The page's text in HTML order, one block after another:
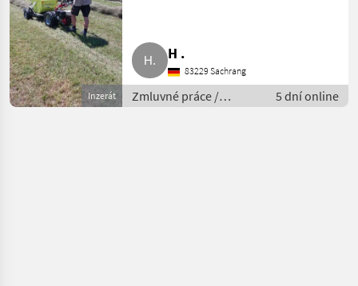
Inzerát
H .
83229 Sachrang
Zmluvné práce /
Lisovanie balov
5 dní online